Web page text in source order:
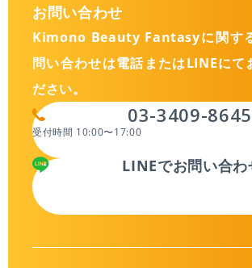
お問い合わせ
Kimono Beauty Fantasyに関す
問い合わせは電話またはLINEにて
ださい。
03-3409-8645
受付時間 10:00〜17:00
LINEでお問い合わ